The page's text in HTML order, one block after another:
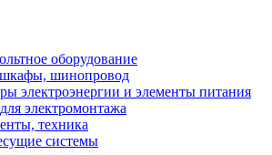
оборудование
шинопровод
электроэнергии и элементы питания
электромонтажа
техника
системы